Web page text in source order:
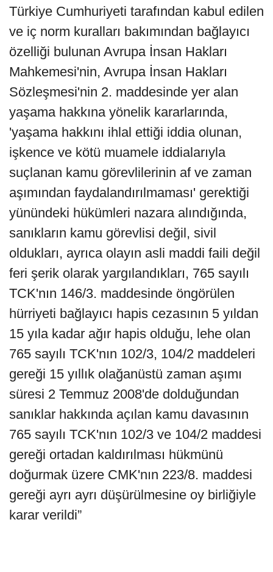
Türkiye Cumhuriyeti tarafından kabul edilen
ve iç norm kuralları bakımından bağlayıcı
özelliği bulunan Avrupa İnsan Hakları
Mahkemesi'nin, Avrupa İnsan Hakları
Sözleşmesi'nin 2. maddesinde yer alan
yaşama hakkına yönelik kararlarında,
'yaşama hakkını ihlal ettiği iddia olunan,
işkence ve kötü muamele iddialarıyla
suçlanan kamu görevlilerinin af ve zaman
aşımından faydalandırılmaması' gerektiği
yünündeki hükümleri nazara alındığında,
sanıkların kamu görevlisi değil, sivil
oldukları, ayrıca olayın asli maddi faili değil
feri şerik olarak yargılandıkları, 765 sayılı
TCK'nın 146/3. maddesinde öngörülen
hürriyeti bağlayıcı hapis cezasının 5 yıldan
15 yıla kadar ağır hapis olduğu, lehe olan
765 sayılı TCK'nın 102/3, 104/2 maddeleri
gereği 15 yıllık olağanüstü zaman aşımı
süresi 2 Temmuz 2008'de dolduğundan
sanıklar hakkında açılan kamu davasının
765 sayılı TCK'nın 102/3 ve 104/2 maddesi
gereği ortadan kaldırılması hükmünü
doğurmak üzere CMK'nın 223/8. maddesi
gereği ayrı ayrı düşürülmesine oy birliğiyle
karar verildi”